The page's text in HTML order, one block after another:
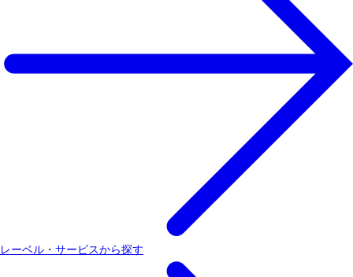
レーベル・サービスから探す